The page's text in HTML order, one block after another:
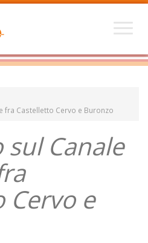
fra Castelletto Cervo e Buronzo
Canale
Cervo e